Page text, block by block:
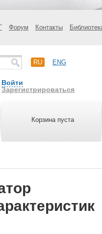
Форум Контакты
RU ENG
Войти
Зарегистрироваться
Корзина пуста